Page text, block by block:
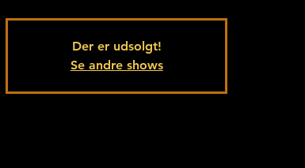
Der er udsolgt!
Se andre shows